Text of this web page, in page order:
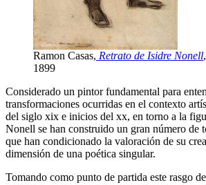
Ramon Casas, Retrato de Isidre Nonell
1899
Considerado un pintor fundamental para
transformaciones ocurridas en el contexto
del siglo xix e inicios del xx, en torno a la
Nonell se han construido un gran número de
que han condicionado la valoración de su
dimensión de una poética singular.
Tomando como punto de partida este rasgo